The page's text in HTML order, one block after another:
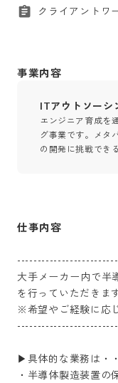
クライアントワ
事業内容
ITアウトソーシ
エンジニア育成を
グ事業です。メタ
の開発に挑戦でき
仕事内容
大手メーカー内で半
を行っていただきま
※希望やご経験に応
▶具体的な業務は・
・半導体製造装置の